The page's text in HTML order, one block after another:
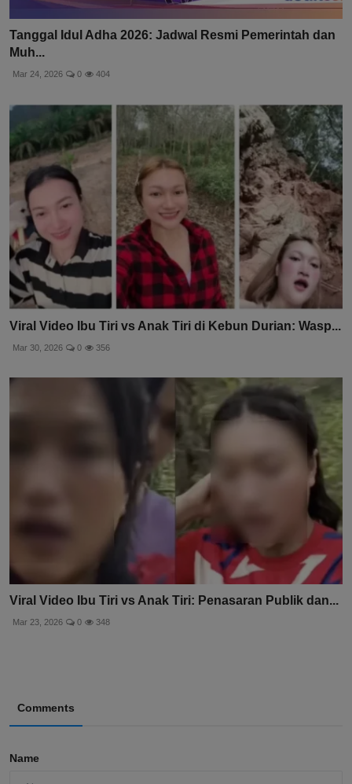
Tanggal Idul Adha 2026: Jadwal Resmi Pemerintah dan
Muh...
Mar 24, 2026 0 404
Viral Video Ibu Tiri vs Anak Tiri di Kebun Durian: Wasp...
Mar 30, 2026 0 356
Viral Video Ibu Tiri vs Anak Tiri: Penasaran Publik dan...
Mar 23, 2026 0 348
Comments
Name